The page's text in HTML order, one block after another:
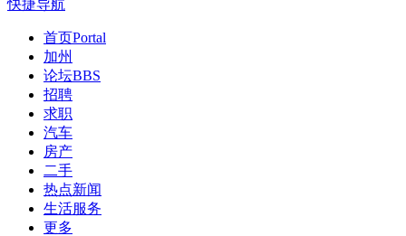
快捷导航
首页Portal
加州
论坛BBS
招聘
求职
汽车
房产
二手
热点新闻
生活服务
更多